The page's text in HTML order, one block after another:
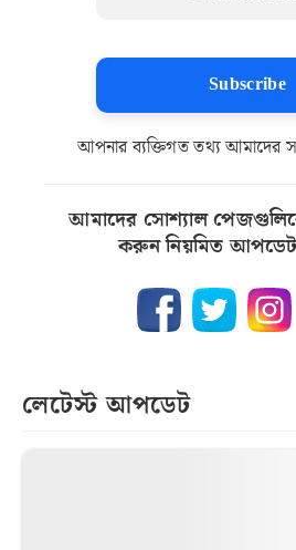
Subscribe
আপনার ব্যক্তিগত তথ্য আমাদের
আমাদের সোশ্যাল
করুন নিয়মিত
লেটেস্ট আপডেট